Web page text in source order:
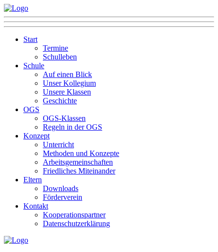
Start
Termine
Schulleben
Schule
Auf einen Blick
Unser Kollegium
Unsere Klassen
Geschichte
OGS
OGS-Klassen
Regeln in der OGS
Konzept
Unterricht
Methoden und Konzepte
Arbeitsgemeinschaften
Friedliches Miteinander
Eltern
Downloads
Förderverein
Kontakt
Kooperationspartner
Datenschutzerklärung